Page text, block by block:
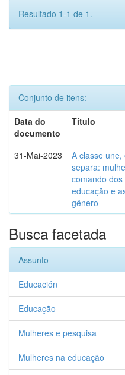
Resultado 1-1 de 1.
Conjunto de itens:
Data do
documento
Título
31-Mai-2023
A classe une,
separa:
comando
educação e
gênero
Busca facetada
Assunto
Educación
Educação
Mulheres e pesquisa
Mulheres na educação